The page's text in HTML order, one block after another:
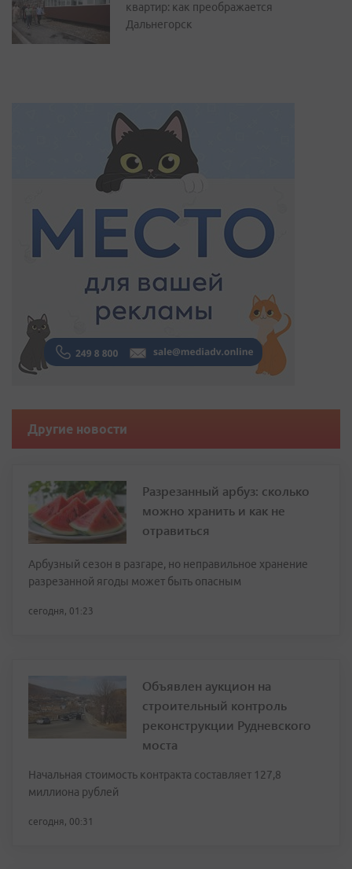
квартир: как преображается
Дальнегорск
Другие новости
Разрезанный арбуз: сколько
можно хранить и как не
отравиться
Арбузный сезон в разгаре, но неправильное хранение
разрезанной ягоды может быть опасным
сегодня, 01:23
Объявлен аукцион на
строительный контроль
реконструкции Рудневского
моста
Начальная стоимость контракта составляет 127,8
миллиона рублей
сегодня, 00:31